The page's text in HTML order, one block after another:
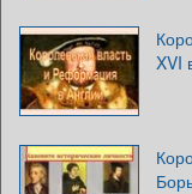
XVI